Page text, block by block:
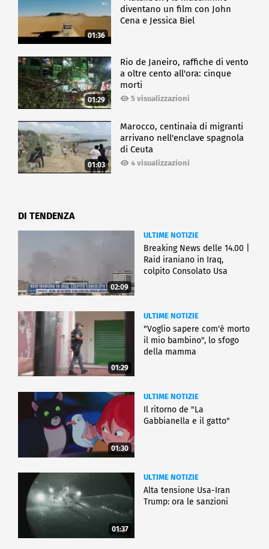
01:36
diventano un film con John
Cena e Jessica Biel
01:29
Rio de Janeiro, raffiche di vento
a oltre cento all'ora: cinque
morti
5 visualizzazioni
01:03
Marocco, centinaia di migranti
arrivano nell'enclave spagnola
di Ceuta
4 visualizzazioni
DI TENDENZA
02:09
ULTIME NOTIZIE
Breaking News delle 14.00 |
Raid iraniano in Iraq,
colpito Consolato Usa
01:29
ULTIME NOTIZIE
"Voglio sapere com'è morto
il mio bambino", lo sfogo
della mamma
01:30
ULTIME NOTIZIE
Il ritorno de "La
Gabbianella e il gatto"
01:37
ULTIME NOTIZIE
Alta tensione Usa-Iran
Trump: ora le sanzioni